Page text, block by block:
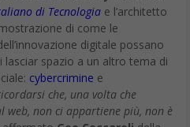
di Tecnologia e l’architetto
di come le
digitale possano
spazio a un altro tema di
cybercrimine e
che, una volta che
web, non ci appartiene più, non è